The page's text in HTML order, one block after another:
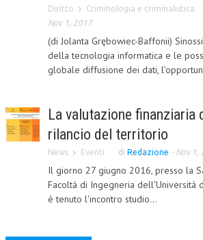
DIREZIONE SCIENTIFICA
CORSI CE.S.E.D.
DIVENTA SOCIO
BROCHURE CE.S.E.D.
Diritto Criminologia e criminalistica
Nov 1, 2017
(di Jolanta Grębowiec-Baffonii)
della tecnologia informatica e le
globale diffusione dei dati,
La valutazione finanziaria
rilancio del territorio
News Eventi di Redazione - Nov 1,
Il giorno 27 giugno 2016, presso la
Facoltà di Ingegneria dell'Università
è tenuto l'incontro studio...